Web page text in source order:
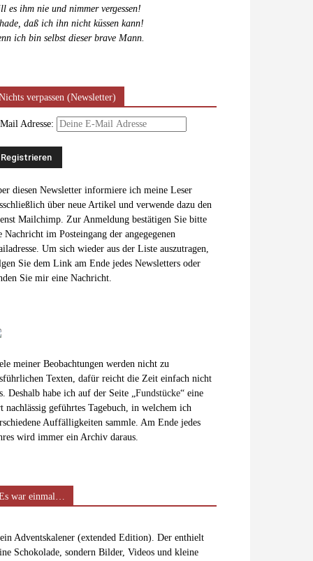
es ihm nie und nimmer vergessen!
daß ich ihn nicht küssen kann!
ich bin selbst dieser brave Mann.
verpassen (Newsletter)
Adresse:
diesen Newsletter informiere ich meine Leser
über neue Artikel und verwende dazu den
Mailchimp. Zur Anmeldung bestätigen Sie bitte
Nachricht im Posteingang der angegegenen
Um sich wieder aus der Liste auszutragen,
Sie dem Link am Ende jedes Newsletters oder
Sie mir eine Nachricht.
meiner Beobachtungen werden nicht zu
Texten, dafür reicht die Zeit einfach nicht
Deshalb habe ich auf der Seite „Fundstücke“ eine
nachlässig geführtes Tagebuch, in welchem ich
Auffälligkeiten sammle. Am Ende jedes
wird immer ein Archiv daraus.
war einmal…
Adventskalener (extended Edition). Der enthielt
Schokolade, sondern Bilder, Videos und kleine